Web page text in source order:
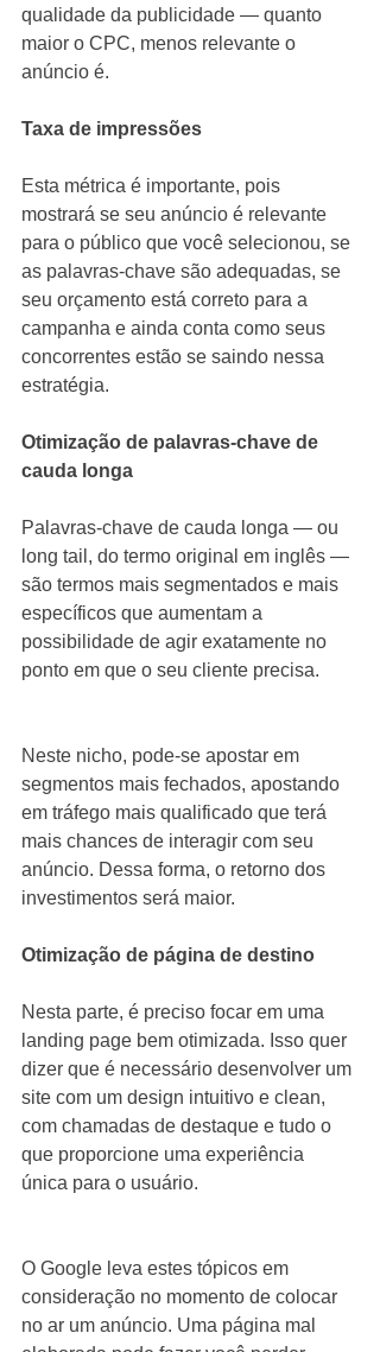
qualidade da publicidade — quanto
maior o CPC, menos relevante o
anúncio é.
Taxa de impressões
Esta métrica é importante, pois
mostrará se seu anúncio é relevante
para o público que você selecionou, se
as palavras-chave são adequadas, se
seu orçamento está correto para a
campanha e ainda conta como seus
concorrentes estão se saindo nessa
estratégia.
Otimização de palavras-chave de
cauda longa
Palavras-chave de cauda longa — ou
long tail, do termo original em inglês —
são termos mais segmentados e mais
específicos que aumentam a
possibilidade de agir exatamente no
ponto em que o seu cliente precisa.
Neste nicho, pode-se apostar em
segmentos mais fechados, apostando
em tráfego mais qualificado que terá
mais chances de interagir com seu
anúncio. Dessa forma, o retorno dos
investimentos será maior.
Otimização de página de destino
Nesta parte, é preciso focar em uma
landing page bem otimizada. Isso quer
dizer que é necessário desenvolver um
site com um design intuitivo e clean,
com chamadas de destaque e tudo o
que proporcione uma experiência
única para o usuário.
O Google leva estes tópicos em
consideração no momento de colocar
no ar um anúncio. Uma página mal